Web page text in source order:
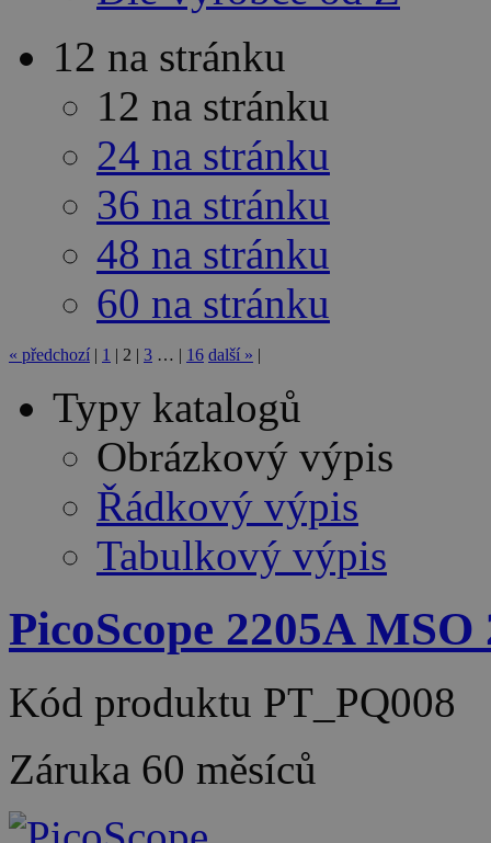
12 na stránku
12 na stránku
24 na stránku
36 na stránku
48 na stránku
60 na stránku
« předchozí 1 2 3 … 16 další »
Typy katalogů
Obrázkový výpis
Řádkový výpis
Tabulkový výpis
PicoScope 2205A
Kód produktu PT_PQ008
Záruka 60 měsíců